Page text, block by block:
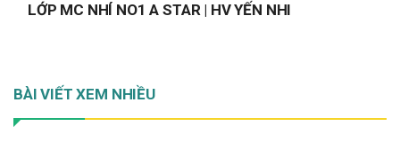
LỚP MC NHÍ NO1 A STAR | HV YẾN NHI
BÀI VIẾT XEM NHIỀU